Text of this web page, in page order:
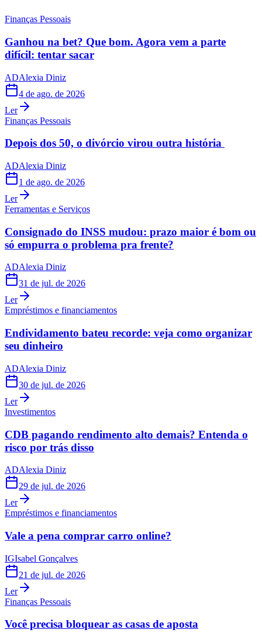
Finanças Pessoais
Ganhou na bet? Que bom. Agora vem a parte
difícil: tentar sacar
ADAlexia Diniz
4 de ago. de 2026
Ler
Finanças Pessoais
Depois dos 50, o divórcio virou outra história
ADAlexia Diniz
1 de ago. de 2026
Ler
Ferramentas e Serviços
Consignado do INSS mudou: prazo maior é bom ou
só empurra o problema pra frente?
ADAlexia Diniz
31 de jul. de 2026
Ler
Empréstimos e financiamentos
Endividamento bateu recorde: veja como organizar
seu dinheiro
ADAlexia Diniz
30 de jul. de 2026
Ler
Investimentos
CDB pagando rendimento alto demais? Entenda o
risco por trás disso
ADAlexia Diniz
29 de jul. de 2026
Ler
Empréstimos e financiamentos
Vale a pena comprar carro online?
IGIsabel Gonçalves
21 de jul. de 2026
Ler
Finanças Pessoais
Você precisa bloquear as casas de aposta